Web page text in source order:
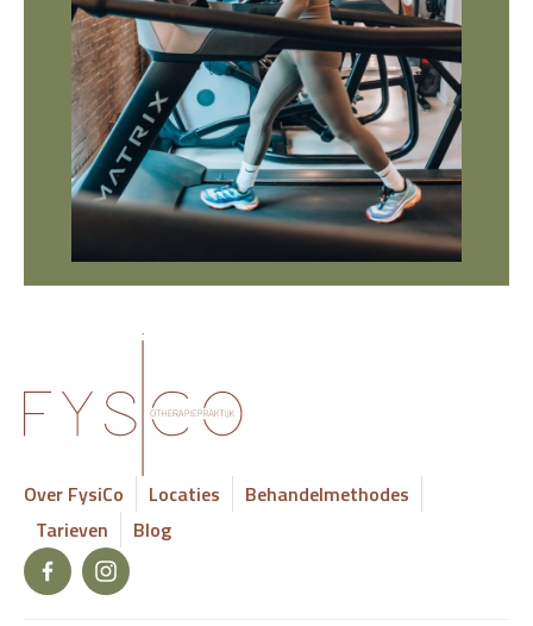
Over FysiCo Locaties
Behandelmethodes
Tarieven
Blog